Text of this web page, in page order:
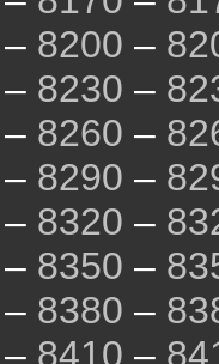
– 8200 –
– 8230 –
– 8260 –
– 8290 –
– 8320 –
– 8350 –
– 8380 –
– 8410 –